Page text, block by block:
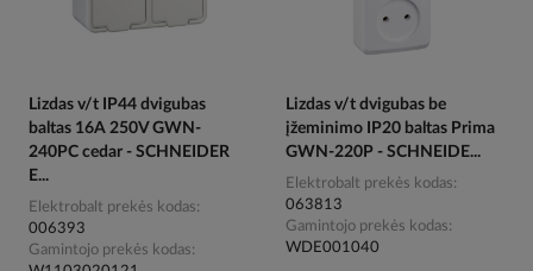
Lizdas v/t IP44 dvigubas
baltas 16A 250V GWN-
240PC cedar - SCHNEIDER
E...
Elektrobalt prekės kodas
006393
Gamintojo prekės kodas
Lizdas v/t dvigubas be
įžeminimo IP20 baltas Prima
GWN-220P - SCHNEIDE...
Elektrobalt prekės kodas
063813
Gamintojo prekės kodas
WDE001040